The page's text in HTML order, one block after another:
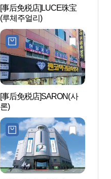
[事后免税店]LUCE珠宝
(루체주얼리)
[事后免税店]SARON(사
론)